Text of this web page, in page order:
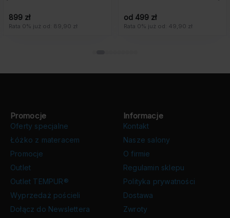
0% już od: 89,90 zł
od 499 zł
Rata 0% już od: 49,90 zł
Promocje
Oferty specjalne
Łóżko z materacem
Promocje
Outlet
Outlet TEMPUR®
Wyprzedaż pościeli
Dołącz do Newslettera
Informacje
Kontakt
Nasze salony
O firmie
Regulamin sklepu
Polityka prywatności
Dostawa
Zwroty